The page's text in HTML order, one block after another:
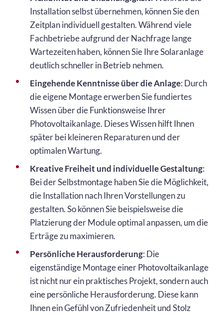
Installation selbst übernehmen, können Sie den
Zeitplan individuell gestalten. Während viele
Fachbetriebe aufgrund der Nachfrage lange
Wartezeiten haben, können Sie Ihre Solaranlage
deutlich schneller in Betrieb nehmen.
Eingehende Kenntnisse über die Anlage: Durch
die eigene Montage erwerben Sie fundiertes
Wissen über die Funktionsweise Ihrer
Photovoltaikanlage. Dieses Wissen hilft Ihnen
später bei kleineren Reparaturen und der
optimalen Wartung.
Kreative Freiheit und individuelle Gestaltung:
Bei der Selbstmontage haben Sie die Möglichkeit,
die Installation nach Ihren Vorstellungen zu
gestalten. So können Sie beispielsweise die
Platzierung der Module optimal anpassen, um die
Erträge zu maximieren.
Persönliche Herausforderung: Die
eigenständige Montage einer Photovoltaikanlage
ist nicht nur ein praktisches Projekt, sondern auch
eine persönliche Herausforderung. Diese kann
Ihnen ein Gefühl von Zufriedenheit und Stolz